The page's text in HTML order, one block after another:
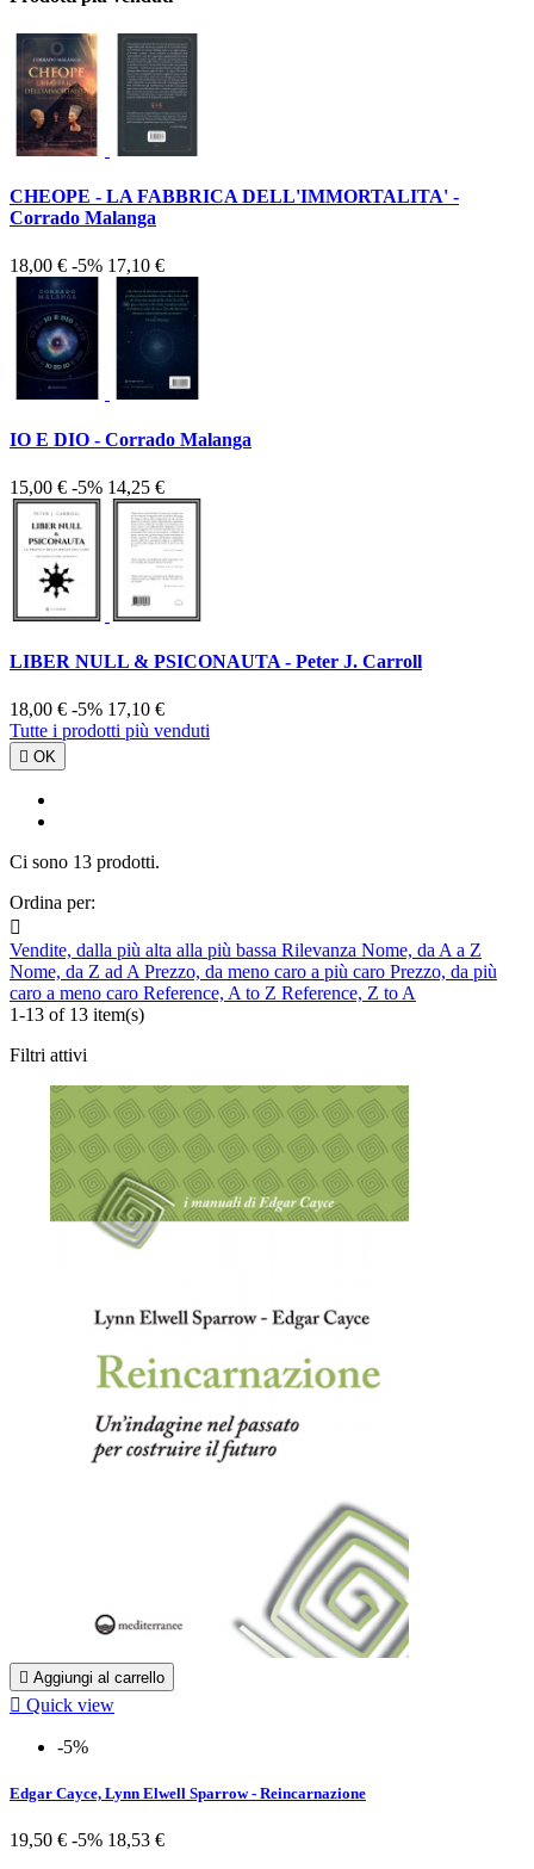
CHEOPE - LA FABBRICA DELL'IMMORTALITA' -
Corrado Malanga
18,00 € -5% 17,10 €
IO E DIO - Corrado Malanga
15,00 € -5% 14,25 €
LIBER NULL & PSICONAUTA - Peter J. Carroll
18,00 € -5% 17,10 €
Tutte i prodotti più venduti
 OK
Ci sono 13 prodotti.
Ordina per:

Vendite, dalla più alta alla più bassa Rilevanza Nome, da A a Z
Nome, da Z ad A Prezzo, da meno caro a più caro Prezzo, da più
caro a meno caro Reference, A to Z Reference, Z to A
1-13 of 13 item(s)
Filtri attivi
 Aggiungi al carrello
 Quick view
-5%
Edgar Cayce, Lynn Elwell Sparrow - Reincarnazione
19,50 € -5% 18,53 €